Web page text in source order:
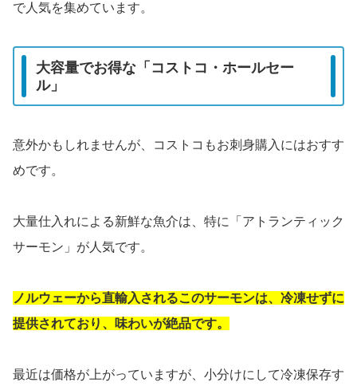
で人気を集めています。
大容量でお得な「コストコ・ホールセー
ル」
意外かもしれませんが、コストコもお刺身購入にはおすす
めです。
大量仕入れによる新鮮な魚介は、特に「アトランティック
サーモン」が人気です。
ノルウェーから直輸入されるこのサーモンは、冷凍せずに
提供されており、味わいが絶品です。
最近は価格が上がっていますが、小分けにして冷凍保存す